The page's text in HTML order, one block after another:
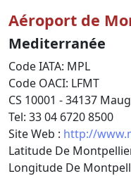
Aéroport de
Mediterranée
Code IATA: MPL
Code OACI: LFMT
CS 10001 - 34137
Tel: 33 04 6720 8500
Site Web : http://
Latitude De
Longitude De